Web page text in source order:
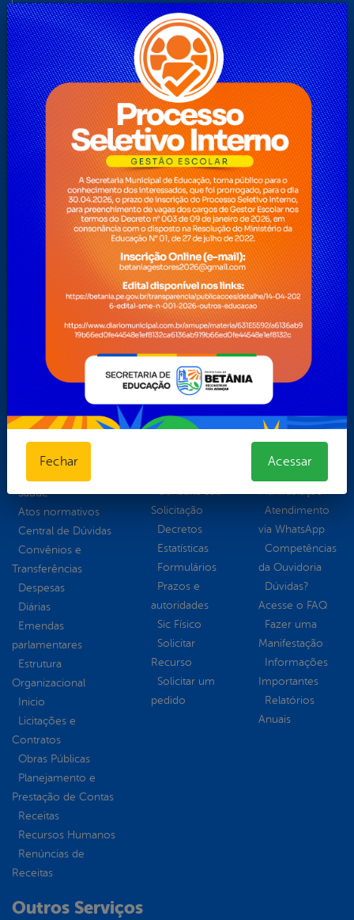
Servidor
Teclas de Acessibilidades
Telefones Úteis
Telefones Úteis
Transparência 2
Turismo
Transparência
Secretarias
ADMINISTRAÇÃO
AGRICULTURA, REFORMA AGRÁRIA E RECURSOS
HÍDRICOS
ASSISTÊNCIA E DESENVOLVIMENTO SOCIAL, DIREITOS
HUMANOS E POLÍTICA PARA MULHERES, CRIANÇAS E
ADOLESCENTES
CONTROLE INTERNO
CULTURA, ESPORTE, TURISMO E LAZER
FINANÇAS, ORÇAMENTO E TRIBUTOS
OBRAS, FISCALIZAÇÃO, URBANISMO E HABITAÇÃO
SAÚDE E ASSISTÊNCIA COMUNITÁRIA
SECRETARIA DE TRANSPORTE, ESTRADAS E RODAGENS
Portal da
Transparência
Saúde
Atos normativos
Central de Dúvidas
Convênios e
Transferências
Despesas
Diárias
Emendas
parlamentares
Estrutura
Organizacional
Inicio
Licitações e
Contratos
Obras Públicas
Planejamento e
Prestação de Contas
Receitas
Recursos Humanos
Renúncias de
Receitas
E-sic
Consulte sua
Solicitação
Decretos
Estatísticas
Formulários
Prazos e
autoridades
Sic Físico
Solicitar
Recurso
Solicitar um
pedido
Ouvidoria
Acompanhar
Manifestação
Atendimento
via WhatsApp
Competências
da Ouvidoria
Dúvidas?
Acesse o FAQ
Fazer uma
Manifestação
Informações
Importantes
Relatórios
Anuais
Outros Serviços
Fechar Acessar